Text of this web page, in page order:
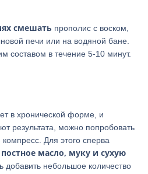
смешать прополис с воском,
печи или на водяной бане.
составом в течение 5-10 минут.
в хронической форме, и
результата, можно попробовать
компресс. Для этого сперва
масло, муку и сухую
добавить небольшое количество